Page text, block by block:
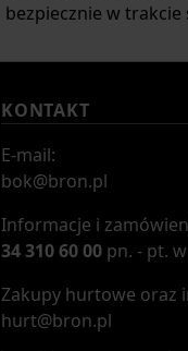
bezpiecznie w
KONTAKT
E-mail:
bok@bron.pl
Informacje i
34 310 60 00 pn. - pt.
Zakupy hurtowe oraz
hurt@bron.pl